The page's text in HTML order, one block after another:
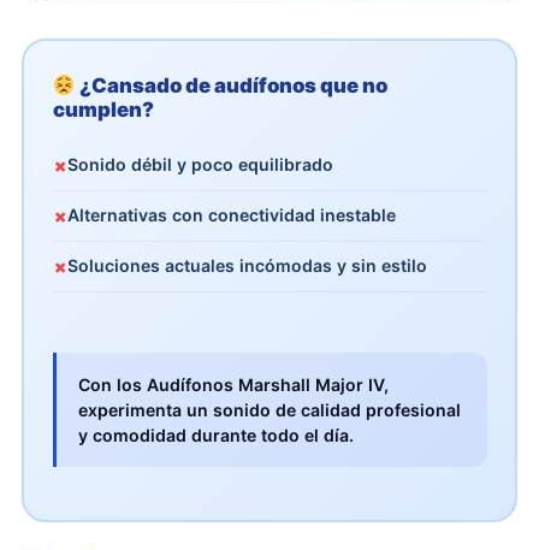
¿Cansado de audífonos que no
cumplen?
✗Sonido débil y poco equilibrado
✗Alternativas con conectividad inestable
✗Soluciones actuales incómodas y sin estilo
Con los Audífonos Marshall Major IV,
experimenta un sonido de calidad profesional
y comodidad durante todo el día.